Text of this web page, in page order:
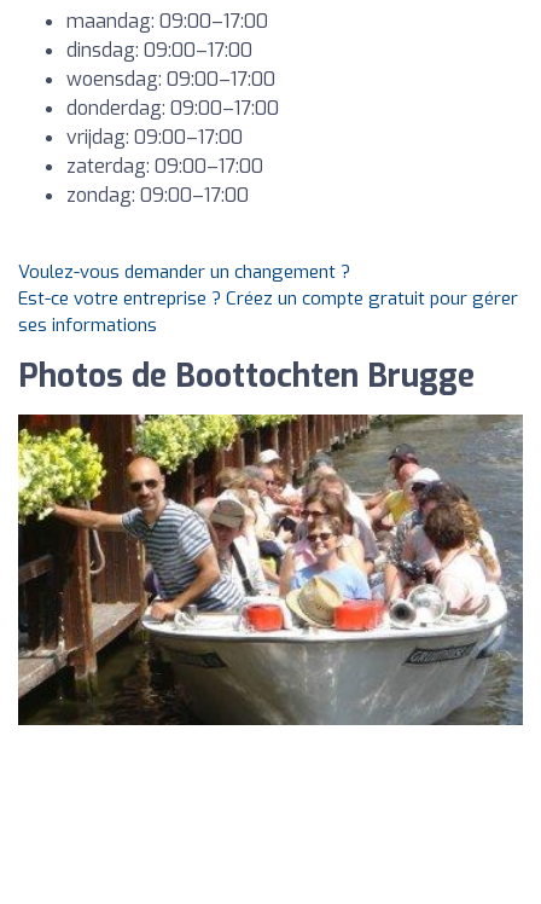
maandag: 09:00–17:00
dinsdag: 09:00–17:00
woensdag: 09:00–17:00
donderdag: 09:00–17:00
vrijdag: 09:00–17:00
zaterdag: 09:00–17:00
zondag: 09:00–17:00
Voulez-vous demander un changement ?
Est-ce votre entreprise ? Créez un compte gratuit pour gérer
ses informations
Photos de Boottochten Brugge